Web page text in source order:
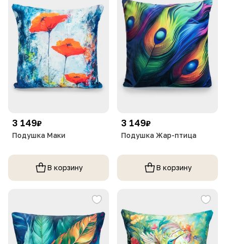
3 149₽
Подушка Маки
В корзину
3 149₽
Подушка Жар-птица
В корзину